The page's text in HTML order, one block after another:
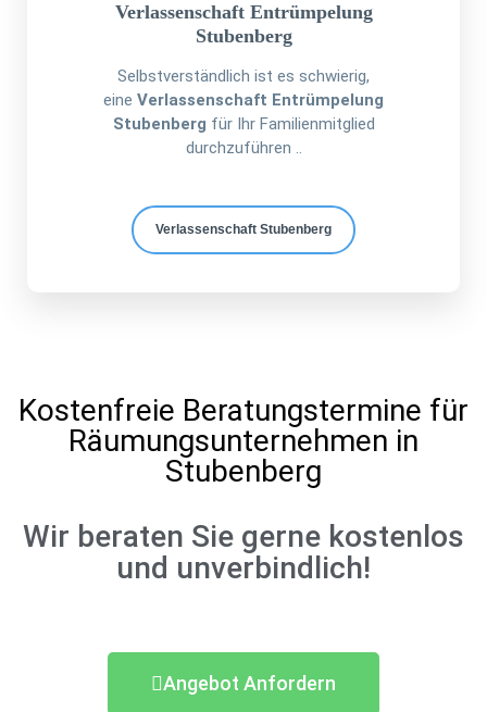
Verlassenschaft Entrümpelung
Stubenberg
Selbstverständlich ist es schwierig,
eine Verlassenschaft Entrümpelung
Stubenberg für Ihr Familienmitglied
durchzuführen ..
Verlassenschaft Stubenberg
Kostenfreie Beratungstermine für
Räumungsunternehmen in
Stubenberg
Wir beraten Sie gerne kostenlos
und unverbindlich!
Angebot Anfordern